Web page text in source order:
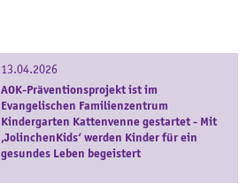
13.04.2026
AOK-Präventionsprojekt ist im
Evangelischen Familienzentrum
Kindergarten Kattenvenne gestartet - Mit
‚JolinchenKids‘ werden Kinder für ein
gesundes Leben begeistert